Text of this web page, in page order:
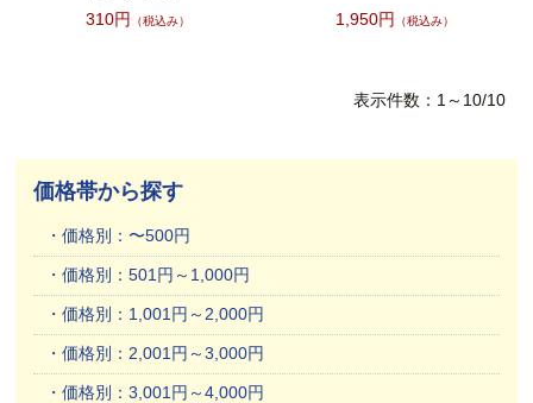
310円
（税込み） 1,950円 （税込み）
表示件数：1～10/10
価格帯から探す
価格別：〜500円
価格別：501円～1,000円
価格別：1,001円～2,000円
価格別：2,001円～3,000円
価格別：3,001円～4,000円